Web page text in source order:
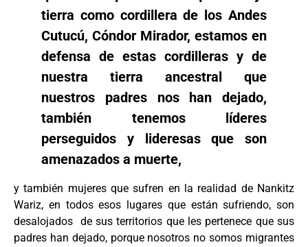
tierra como cordillera de los Andes
Cutucú, Cóndor Mirador, estamos en
defensa de estas cordilleras y de
nuestra tierra ancestral que
nuestros padres nos han dejado,
también tenemos líderes
perseguidos y lideresas que son
amenazados a muerte,
y también mujeres que sufren en la realidad de Nankitz
Wariz, en todos esos lugares que están sufriendo, son
desalojados de sus territorios que les pertenece que sus
padres han dejado, porque nosotros no somos migrantes